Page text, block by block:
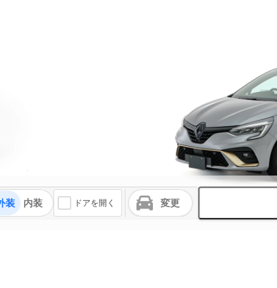
装 内装 ドアを開く 変更